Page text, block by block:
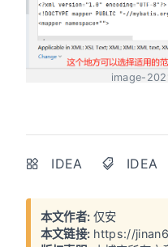
image-
IDEA IDEA
本文作者: 仅安
本文链接: https://